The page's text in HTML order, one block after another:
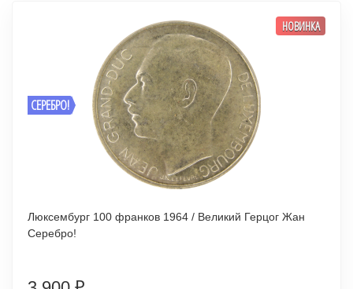
СЕРЕБРО!
НОВИНКА
Люксембург 100 франков 1964 / Великий Герцог Жан
Серебро!